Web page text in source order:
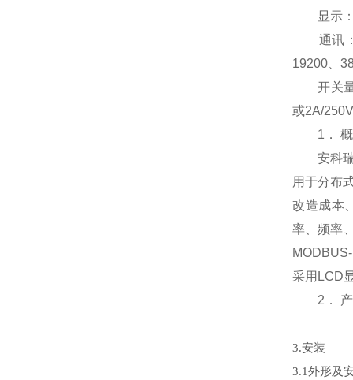
显示：
通讯：
19200、
开关量
或2A/
1． 概
安科瑞
用于分布
改造成本
率、频率
采用LCD
2． 产
3.安装
3.1外形及